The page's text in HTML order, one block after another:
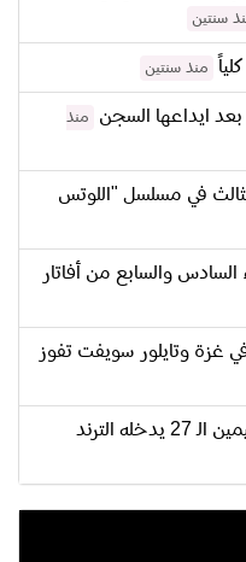
سنتين
منذ سنتين
ايداعها السجن
منذ
في مسلسل "اللوتس
والسابع من أفاتار
غزة وتايلور سويفت تفوز
عيد ميلاد عضو فريق BTS بارك جيمين الـ 27 يدخله الترند